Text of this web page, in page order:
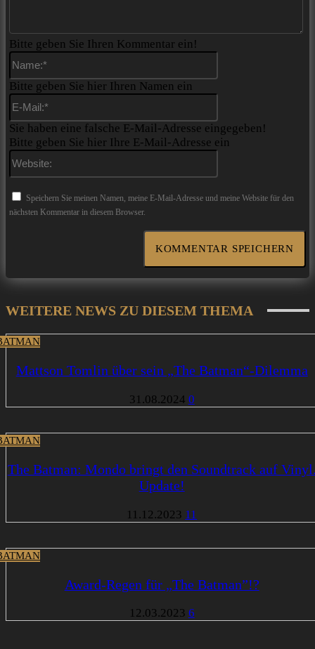
Bitte geben Sie Ihren Kommentar ein!
Bitte geben Sie hier Ihren Namen ein
Sie haben eine falsche E-Mail-Adresse eingegeben!
Bitte geben Sie hier Ihre E-Mail-Adresse ein
Speichern Sie meinen Namen, meine E-Mail-Adresse und meine Website für den
nächsten Kommentar in diesem Browser.
WEITERE NEWS ZU DIESEM THEMA
Mattson Tomlin über sein „The Batman“-Dilemma
31.08.2024 0
The Batman: Mondo bringt den Soundtrack auf
Update!
11.12.2023 11
Award-Regen für „The Batman”!?
12.03.2023 6